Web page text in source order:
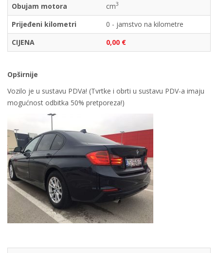
Obujam motora
cm3
Prijeđeni kilometri
0 - jamstvo na kilometre
CIJENA
0,00 €
Opširnije
Vozilo je u sustavu PDVa! (Tvrtke i obrti u sustavu PDV-a imaju
mogućnost odbitka 50% pretporeza!)